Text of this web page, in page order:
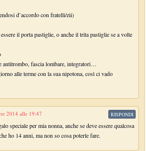
d’accordo con fratelli/zii)
il porta pastiglie, o anche il trita pastiglie se a volte
antitrombo, fascia lombare, integratori…
alle terme con la sua nipotona, così ci vado
2014 alle 19:47
speciale per mia nonna, anche se deve essere qualcosa
ho 14 anni, ma non so cosa poterle fare.
RISPONDI